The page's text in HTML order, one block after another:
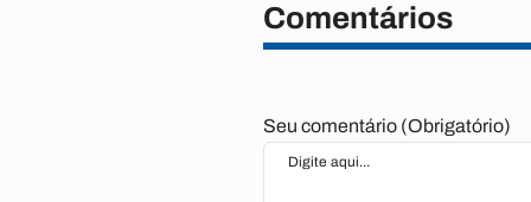
Comentários
Seu comentário (Obrigatório)